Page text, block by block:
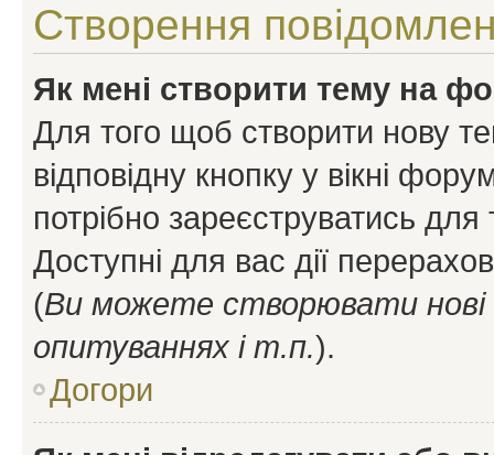
Створення
Як мені створити тему на
Для того щоб створити нову
відповідну кнопку у вікні
потрібно зареєструватись
Доступні для вас дії
(Ви можете створювати
опитуваннях і т.п.).
Догори